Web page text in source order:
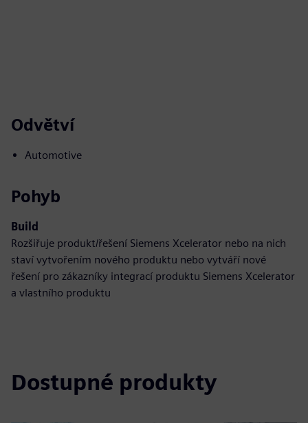
Odvětví
Automotive
Pohyb
Build
Rozšiřuje produkt/řešení Siemens Xcelerator nebo na nich
staví vytvořením nového produktu nebo vytváří nové
řešení pro zákazníky integrací produktu Siemens Xcelerator
a vlastního produktu
Dostupné produkty